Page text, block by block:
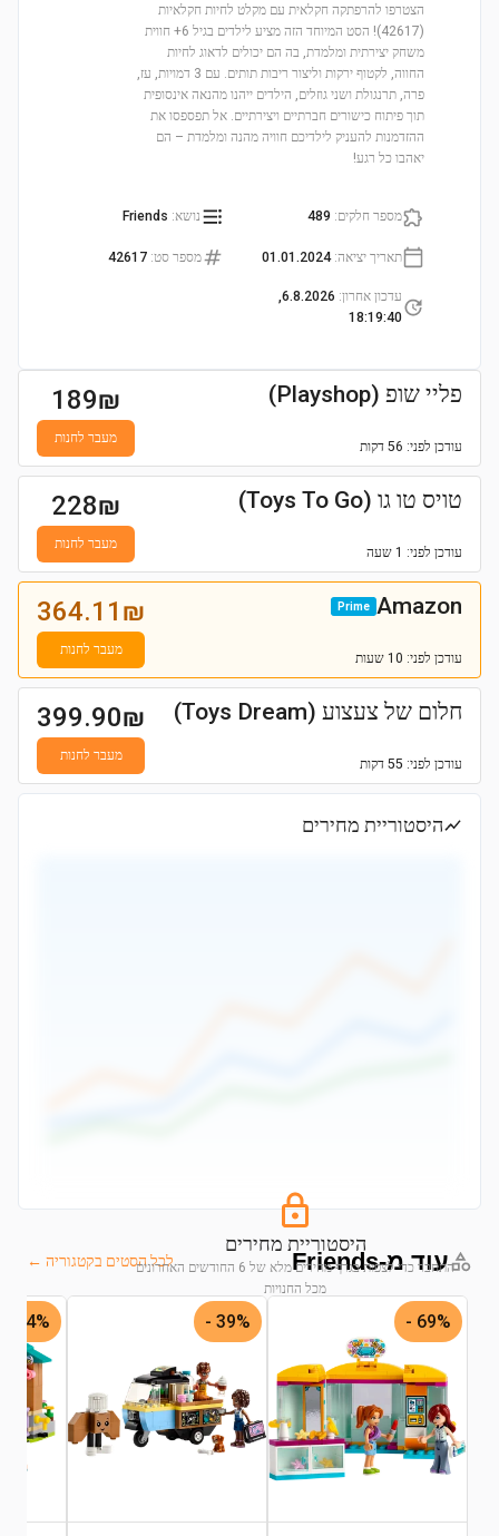
הצטרפו להרפתקה חקלאית עם מקלט לחיות חקלאיות
(42617)! הסט המיוחד הזה מציע לילדים בגיל 6+ חווית
משחק יצירתית ומלמדת, בה הם יכולים לדאוג לחיות
החווה, לקטוף ירקות וליצור ריבות תותים. עם 3 דמויות, עז,
פרה, תרנגולת ושני גוזלים, הילדים ייהנו מהנאה אינסופית
תוך פיתוח כישורים חברתיים ויצירתיים. אל תפספסו את
ההזדמנות להעניק לילדיכם חוויה מהנה ומלמדת – הם
יאהבו כל רגע!
מספר חלקים:
489 נושא:
Friends
תאריך יציאה:
01.01.2024 מספר סט:
42617
עדכון אחרון:
6.8.2026,
18:19:40
פליי שופ (Playshop)
עודכן לפני: 56 דקות
189₪
מעבר לחנות
טויס טו גו (Toys To Go)
עודכן לפני: 1 שעה
228₪
מעבר לחנות
Amazon
Prime
עודכן לפני: 10 שעות
364.11 ₪
מעבר לחנות
חלום של צעצוע (Toys Dream)
עודכן לפני: 55 דקות
399.90₪
מעבר לחנות
היסטוריית מחירים
היסטוריית מחירים
התחבר כדי לצפות בגרף מחירים מלא של 6 החודשים האחרונים
מכל החנויות
התחבר לצפייה בגרף
עוד מ-Friends לכל הסטים בקטגוריה ←
69% -
39% -
44% -